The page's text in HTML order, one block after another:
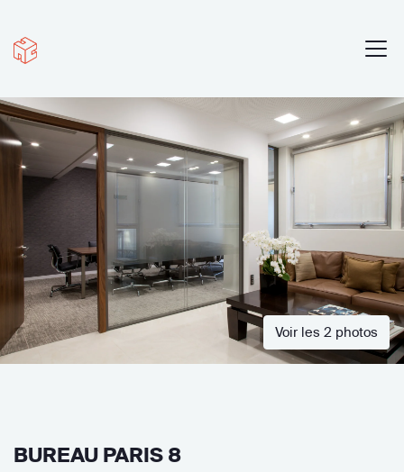
Voir les 2 photos
BUREAU PARIS 8